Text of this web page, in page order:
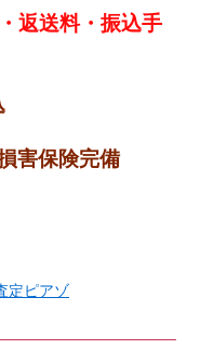
返送料・振込手
害保険完備
定ピアゾ